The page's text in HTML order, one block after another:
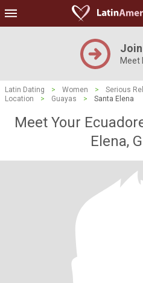
Meet
Latin Dating > Women > Serious
Location
> Guayas > Santa Elena
Meet Your
Elena,